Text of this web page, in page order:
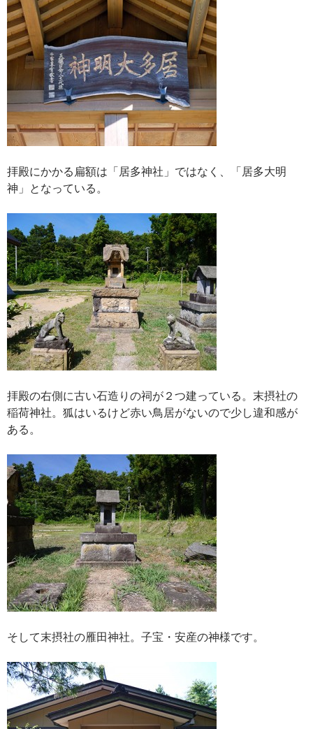
拝殿にかかる扁額は「居多神社」ではなく、「居多大明
神」となっている。
拝殿の右側に古い石造りの祠が２つ建っている。末摂社の
稲荷神社。狐はいるけど赤い鳥居がないので少し違和感が
ある。
そして末摂社の雁田神社。子宝・安産の神様です。